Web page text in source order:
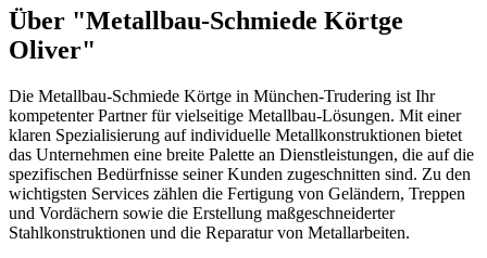
Über "Metallbau-Schmiede Körtge
Oliver"
Die Metallbau-Schmiede Körtge in München-Trudering ist Ihr
kompetenter Partner für vielseitige Metallbau-Lösungen. Mit einer
klaren Spezialisierung auf individuelle Metallkonstruktionen bietet
das Unternehmen eine breite Palette an Dienstleistungen, die auf die
spezifischen Bedürfnisse seiner Kunden zugeschnitten sind. Zu den
wichtigsten Services zählen die Fertigung von Geländern, Treppen
und Vordächern sowie die Erstellung maßgeschneiderter
Stahlkonstruktionen und die Reparatur von Metallarbeiten.